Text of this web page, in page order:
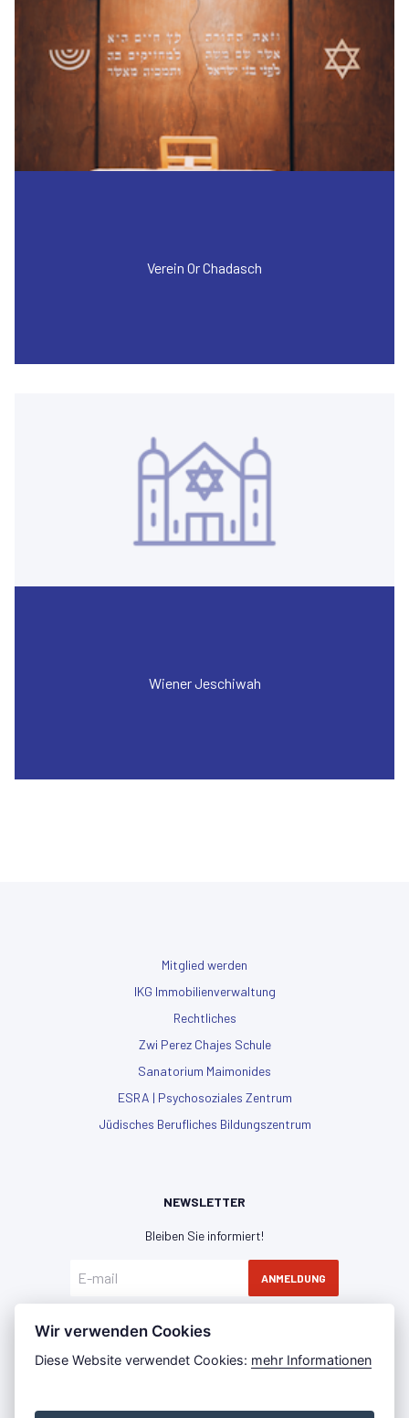
Verein Or Chadasch
Wiener Jeschiwah
Mitglied werden
IKG Immobilienverwaltung
Rechtliches
Zwi Perez Chajes Schule
Sanatorium Maimonides
ESRA | Psychosoziales Zentrum
Jüdisches Berufliches Bildungszentrum
NEWSLETTER
Bleiben Sie informiert!
ANMELDUNG
einverstanden
Wir verwenden Cookies
Diese Website verwendet Cookies: mehr Informationen